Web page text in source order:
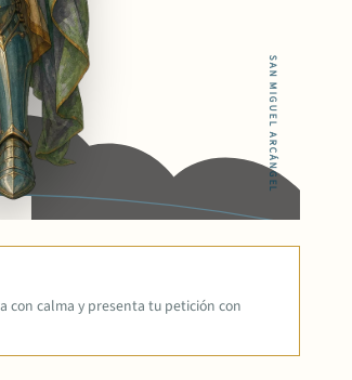
SAN MIGUEL ARCÁNGEL
con calma y presenta tu petición con